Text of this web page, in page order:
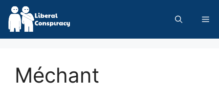
Skip
content
Méchant